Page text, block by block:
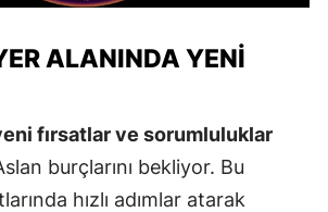
ALANINDA YENI
fırsatlar ve sorumluluklar
burçlarını bekliyor. Bu
hızlı adımlar atarak